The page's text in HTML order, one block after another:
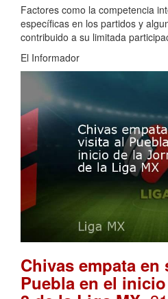
Factores como la competencia
específicas en los partidos y
contribuido a su limitada
El Informador
Chivas empata en
Puebla en el